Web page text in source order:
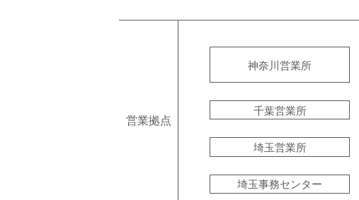
営業拠点
神奈川営業所
千葉営業所
埼玉営業所
埼玉事務センター